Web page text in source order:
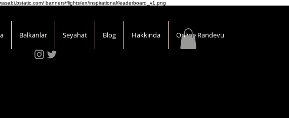
banners/flights/en/inspirational/leaderboard_v1.png
Balkanlar Seyahat Blog Hakkında Online Randevu